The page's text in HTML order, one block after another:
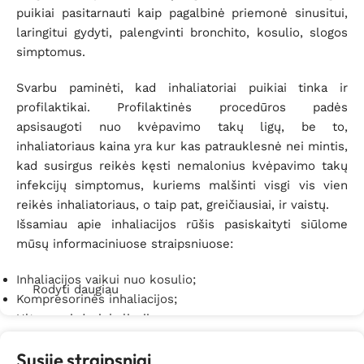
puikiai pasitarnauti kaip pagalbinė priemonė sinusitui,
laringitui gydyti, palengvinti bronchito, kosulio, slogos
simptomus.
Svarbu paminėti, kad inhaliatoriai puikiai tinka ir
profilaktikai. Profilaktinės procedūros padės
apsisaugoti nuo kvėpavimo takų ligų, be to,
inhaliatoriaus kaina yra kur kas patrauklesnė nei mintis,
kad susirgus reikės kęsti nemalonius kvėpavimo takų
infekcijų simptomus, kuriems malšinti visgi vis vien
reikės inhaliatoriaus, o taip pat, greičiausiai, ir vaistų.
Išsamiau apie inhaliacijos rūšis pasiskaityti siūlome
mūsų informaciniuose straipsniuose:
Inhaliacijos vaikui nuo kosulio;
Kompresorinės inhaliacijos;
Ultragarsinės inhaliacijos
Elektriniai inhaliatoriai.
Rodyti daugiau